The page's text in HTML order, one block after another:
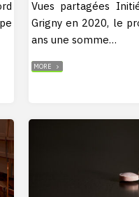
Vues partagées
Grigny en 2020, le
ans une somme…
MORE"LE
POINT